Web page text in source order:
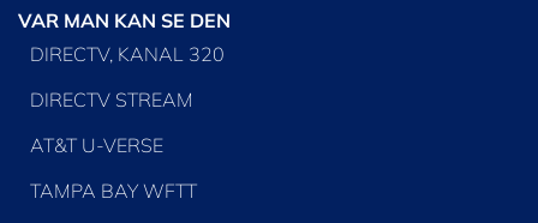
VAR MAN KAN SE DEN
DIRECTV, KANAL 320
DIRECTV STREAM
AT&T U-VERSE
TAMPA BAY WFTT